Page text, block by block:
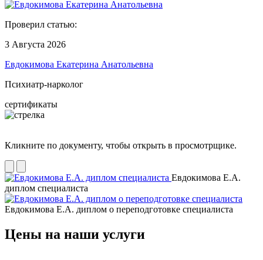
Проверил статью:
3 Августа 2026
Евдокимова Екатерина Анатольевна
Психиатр-нарколог
сертификаты
Кликните по документу, чтобы открыть в просмотрщике.
Евдокимова Е.А.
диплом специалиста
Евдокимова Е.А. диплом о переподготовке специалиста
Цены на наши услуги